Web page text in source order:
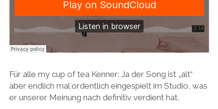
Für alle my cup of tea Kenner: Ja der Song ist „alt“
aber endlich mal ordentlich eingespielt im Studio, was
er unserer Meinung nach definitiv verdient hat.